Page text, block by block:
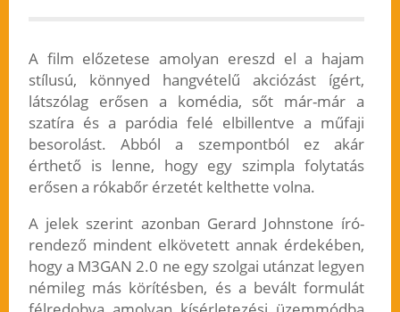
A film előzetese amolyan ereszd el a hajam
stílusú, könnyed hangvételű akciózást ígért,
látszólag erősen a komédia, sőt már-már a
szatíra és a paródia felé elbillentve a műfaji
besorolást. Abból a szempontból ez akár
érthető is lenne, hogy egy szimpla folytatás
erősen a rókabőr érzetét kelthette volna.
A jelek szerint azonban Gerard Johnstone író-
rendező mindent elkövetett annak érdekében,
hogy a M3GAN 2.0 ne egy szolgai utánzat legyen
némileg más körítésben, és a bevált formulát